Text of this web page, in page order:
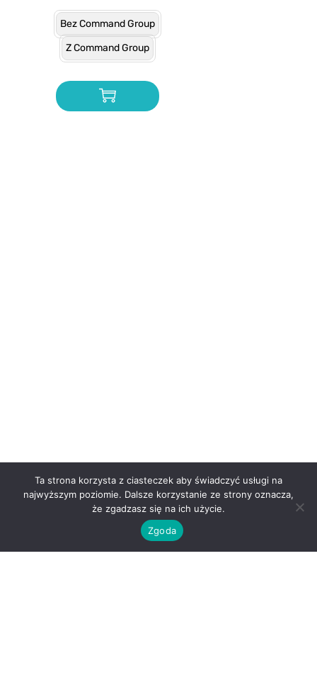
Bez Command Group
Z Command Group
Ta strona korzysta z ciasteczek aby świadczyć usługi na
najwyższym poziomie. Dalsze korzystanie ze strony oznacza,
że zgadzasz się na ich użycie.
Zgoda